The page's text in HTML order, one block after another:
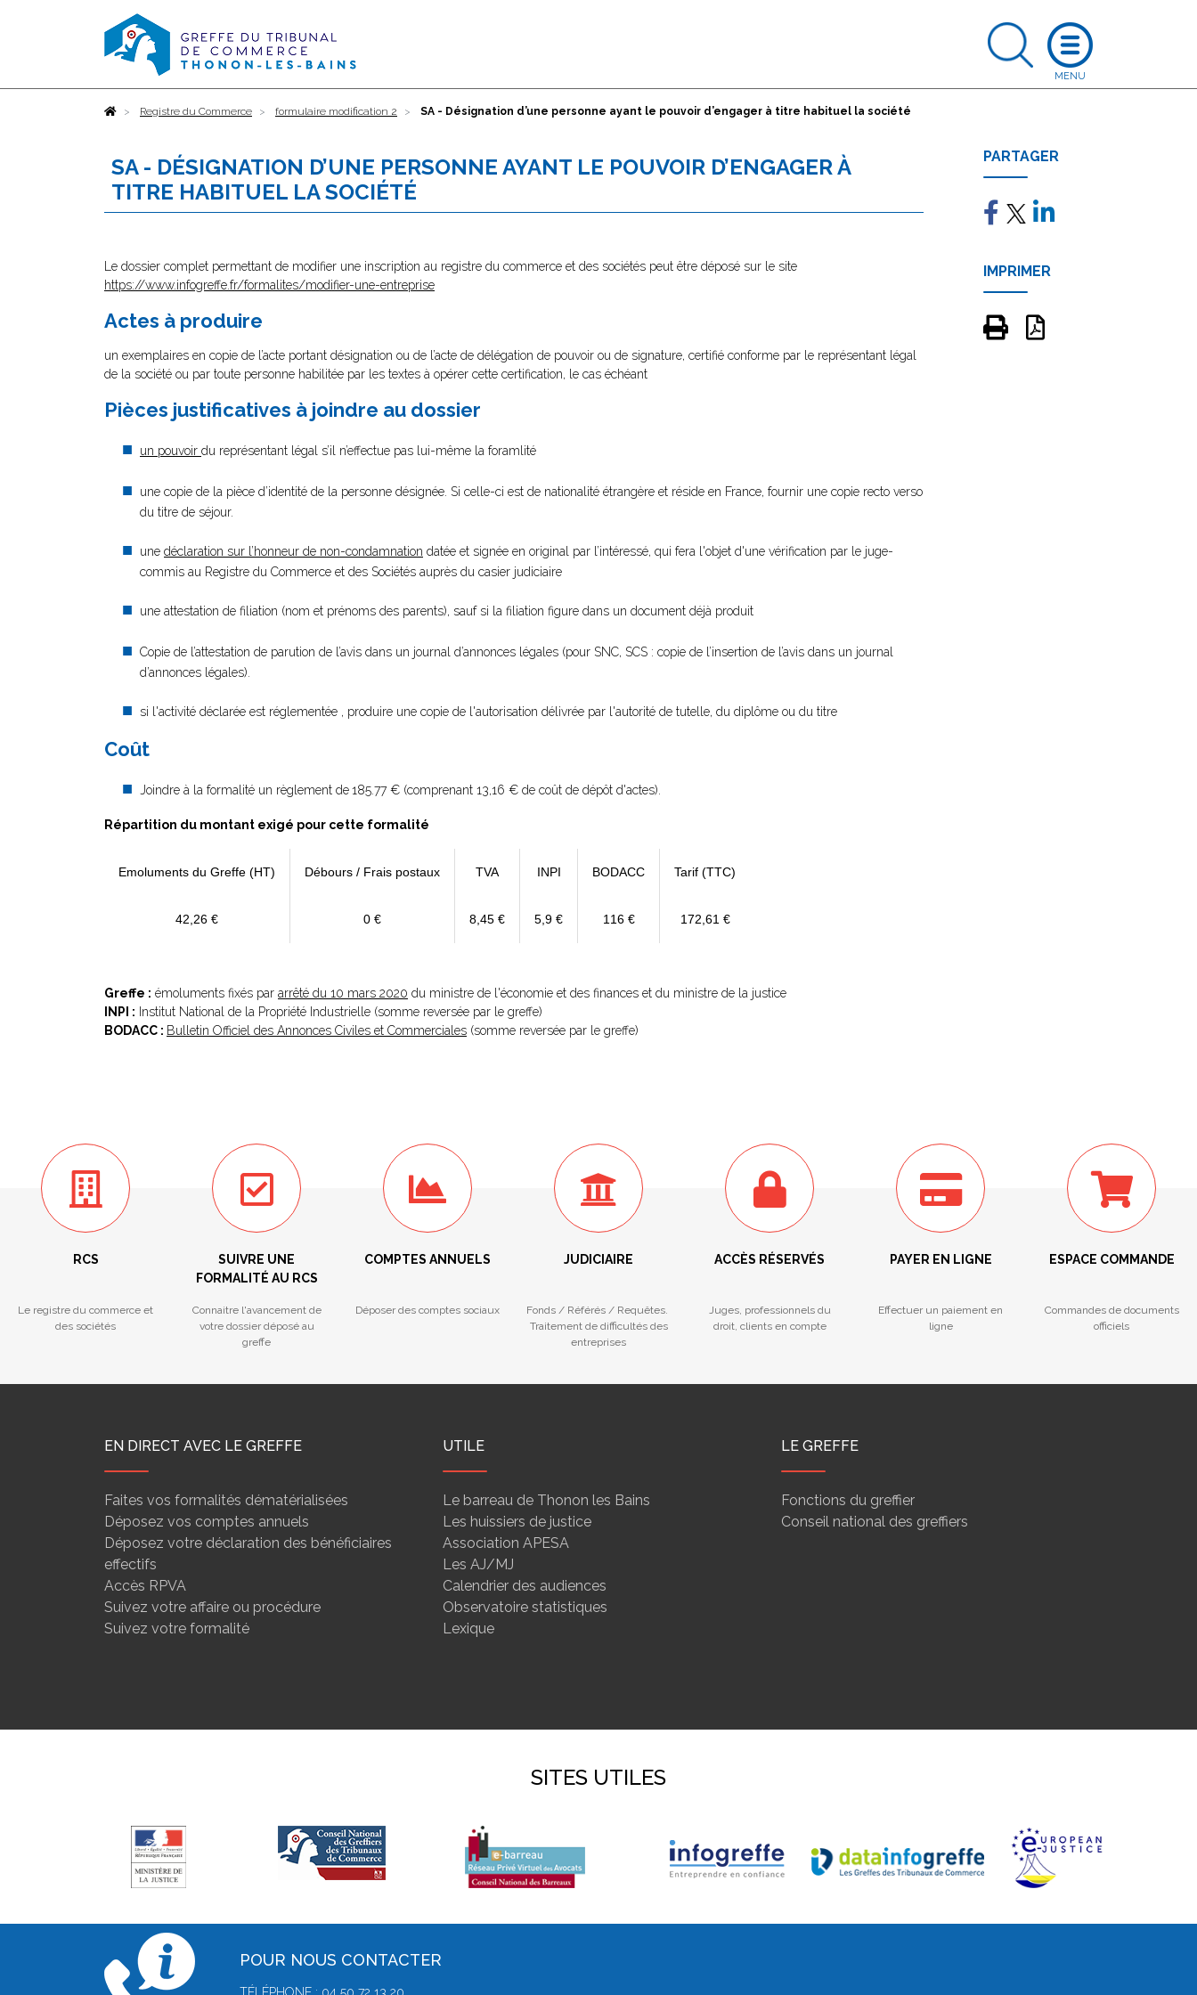
AccueilRegistre du Commerce formulaire modification 2 SA - Désignation d’une personne ayant le pouvoir d’engager à titre habituel la société
SA - DÉSIGNATION D’UNE PERSONNE AYANT LE POUVOIR D’ENGAGER À
TITRE HABITUEL LA SOCIÉTÉ
Le dossier complet permettant de modifier une inscription au registre du commerce et des sociétés peut être déposé sur le site
https://www.infogreffe.fr/formalites/modifier-une-entreprise
Actes à produire
un exemplaires en copie de l’acte portant désignation ou de l’acte de délégation de pouvoir ou de signature, certifié conforme par le représentant légal
de la société ou par toute personne habilitée par les textes à opérer cette certification, le cas échéant
Pièces justificatives à joindre au dossier
un pouvoir du représentant légal s’il n’effectue pas lui-même la foramlité
une copie de la pièce d’identité de la personne désignée. Si celle-ci est de nationalité étrangère et réside en France, fournir une copie recto verso
du titre de séjour.
une déclaration sur l’honneur de non-condamnation datée et signée en original par l’intéressé, qui fera l'objet d'une vérification par le juge-
commis au Registre du Commerce et des Sociétés auprès du casier judiciaire
une attestation de filiation (nom et prénoms des parents), sauf si la filiation figure dans un document déjà produit
Copie de l’attestation de parution de l’avis dans un journal d’annonces légales (pour SNC, SCS : copie de l’insertion de l’avis dans un journal
d’annonces légales).
si l'activité déclarée est réglementée , produire une copie de l'autorisation délivrée par l'autorité de tutelle, du diplôme ou du titre
Coût
Joindre à la formalité un règlement de185.77 € (comprenant 13,16 € de coût de dépôt d'actes).
Répartition du montant exigé pour cette formalité
Emoluments du Greffe (HT) Débours / Frais postaux TVA INPI BODACC Tarif (TTC)
42,26 € 0 € 8,45 € 5,9 € 116 € 172,61 €
Greffe : émoluments fixés par arrêté du 10 mars 2020 du ministre de l'économie et des finances et du ministre de la justice
INPI : Institut National de la Propriété Industrielle (somme reversée par le greffe)
BODACC : Bulletin Officiel des Annonces Civiles et Commerciales (somme reversée par le greffe)
PARTAGER
IMPRIMER
RCS
Le registre du commerce et
des sociétés
SUIVRE UNE
FORMALITÉ AU RCS
Connaitre l'avancement de
votre dossier déposé au
greffe
COMPTES ANNUELS
Déposer des comptes sociaux
JUDICIAIRE
Fonds / Référés / Requêtes.
Traitement de difficultés des
entreprises
ACCÈS RÉSERVÉS
Juges, professionnels du
droit, clients en compte
PAYER EN LIGNE
Effectuer un paiement en
ligne
ESPACE COMMANDE
Commandes de documents
officiels
EN DIRECT AVEC LE GREFFE
Faites vos formalités dématérialisées
Déposez vos comptes annuels
Déposez votre déclaration des bénéficiaires
effectifs
Accès RPVA
Suivez votre affaire ou procédure
Suivez votre formalité
UTILE
Le barreau de Thonon les Bains
Les huissiers de justice
Association APESA
Les AJ/MJ
Calendrier des audiences
Observatoire statistiques
Lexique
LE GREFFE
Fonctions du greffier
Conseil national des greffiers
SITES UTILES
POUR NOUS CONTACTER